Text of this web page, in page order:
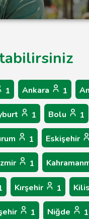
1 Ankara 1
1 Bolu 1
1 Eskişehir
1
Kırşehir 1 Kilis
1 Niğde 1